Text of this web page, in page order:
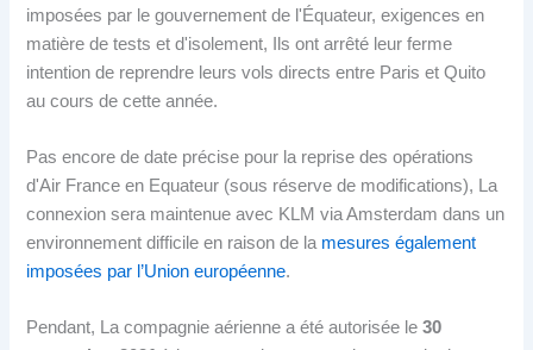
imposées par le gouvernement de l'Équateur, exigences en
matière de tests et d'isolement, Ils ont arrêté leur ferme
intention de reprendre leurs vols directs entre Paris et Quito
au cours de cette année.
Pas encore de date précise pour la reprise des opérations
d'Air France en Equateur (sous réserve de modifications), La
connexion sera maintenue avec KLM via Amsterdam dans un
environnement difficile en raison de la mesures également
imposées par l’Union européenne.
Pendant, La compagnie aérienne a été autorisée le30